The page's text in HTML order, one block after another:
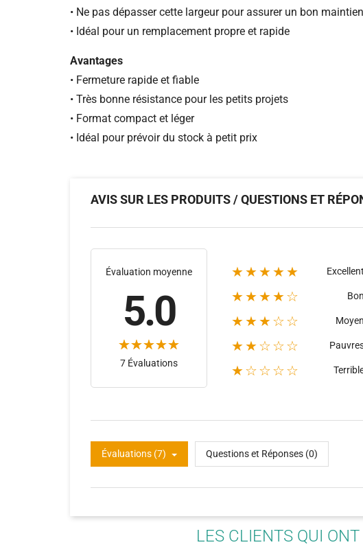
• Ne pas dépasser cette largeur pour assurer un bon maintien
• Idéal pour un remplacement propre et rapide
Avantages
• Fermeture rapide et fiable
• Très bonne résistance pour les petits projets
• Format compact et léger
• Idéal pour prévoir du stock à petit prix
AVIS SUR LES PRODUITS / QUESTIONS ET
Évaluation moyenne
5.0
7 Évaluations
★★★★★ Excellent
★★★★☆ Bon
★★★☆☆ Moyen
★★☆☆☆
★☆☆☆☆
Évaluations (7) Questions et Réponses (0)
LES CLIENTS QUI